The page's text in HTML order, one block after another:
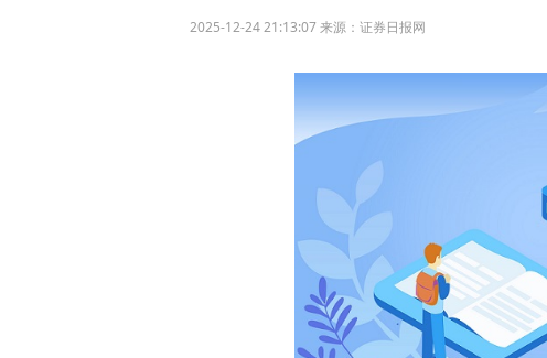
2025-12-24 21:13:07来源：证券日报网